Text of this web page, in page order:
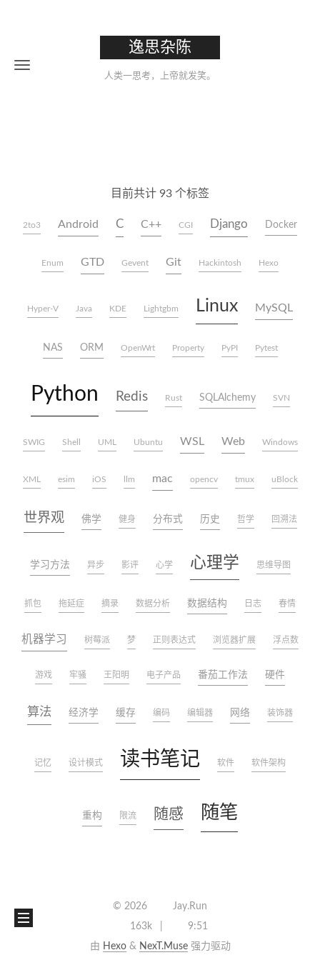
逸思杂陈
人类一思考，上帝就发笑。
目前共计 93 个标签
2to3 Android C C++ CGI Django Docker
Enum GTD Gevent Git Hackintosh Hexo
Hyper-V Java KDE Lightgbm Linux MySQL
NAS ORM OpenWrt Property PyPI Pytest
Python Redis Rust SQLAlchemy SVN
SWIG Shell UML Ubuntu WSL Web Windows
XML esim iOS llm mac opencv tmux uBlock
世界观 佛学 健身 分布式 历史 哲学 回溯法
学习方法 异步 影评 心学 心理学 思维导图
抓包 拖延症 摘录 数据分析 数据结构 日志 春情
机器学习 树莓派 梦 正则表达式 浏览器扩展 浮点数
游戏 牢骚 王阳明 电子产品 番茄工作法 硬件
算法 经济学 缓存 编码 编辑器 网络 装饰器
记忆 设计模式 读书笔记 软件 软件架构
重构 限流 随感 随笔
©2026
Jay.Run
163k
9:51
由 Hexo& NexT.Muse强力驱动